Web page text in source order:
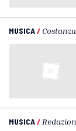
MUSICA/
MUSICA/